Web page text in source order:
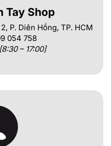
Tay Shop
P. Diên Hồng, TP. HCM
054 758
– 17:00]